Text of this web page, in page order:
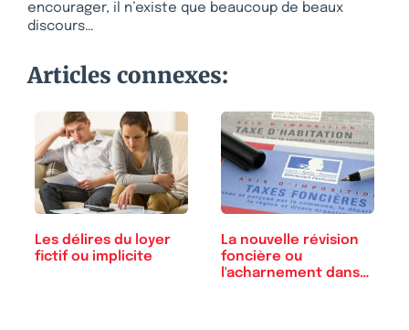
encourager, il n’existe que beaucoup de beaux
discours…
Articles connexes:
Les délires du loyer
fictif ou implicite
La nouvelle révision
foncière ou
l'acharnement dans